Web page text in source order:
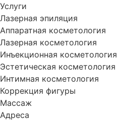
Услуги
Лазерная эпиляция
Аппаратная косметология
Лазерная косметология
Инъекционная косметология
Эстетическая косметология
Интимная косметология
Коррекция фигуры
Массаж
Адреса